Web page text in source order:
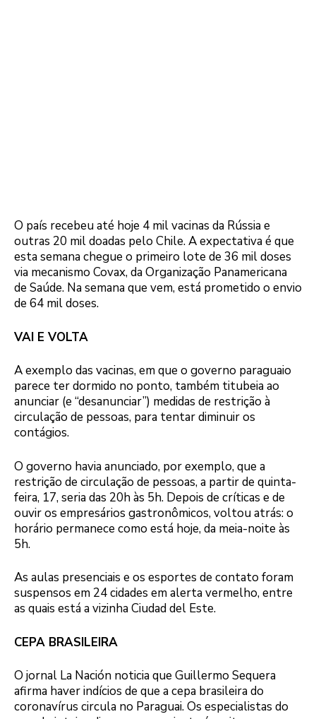
O país recebeu até hoje 4 mil vacinas da Rússia e
outras 20 mil doadas pelo Chile. A expectativa é que
esta semana chegue o primeiro lote de 36 mil doses
via mecanismo Covax, da Organização Panamericana
de Saúde. Na semana que vem, está prometido o envio
de 64 mil doses.
VAI E VOLTA
A exemplo das vacinas, em que o governo paraguaio
parece ter dormido no ponto, também titubeia ao
anunciar (e “desanunciar”) medidas de restrição à
circulação de pessoas, para tentar diminuir os
contágios.
O governo havia anunciado, por exemplo, que a
restrição de circulação de pessoas, a partir de quinta-
feira, 17, seria das 20h às 5h. Depois de críticas e de
ouvir os empresários gastronômicos, voltou atrás: o
horário permanece como está hoje, da meia-noite às
5h.
As aulas presenciais e os esportes de contato foram
suspensos em 24 cidades em alerta vermelho, entre
as quais está a vizinha Ciudad del Este.
CEPA BRASILEIRA
O jornal La Nación noticia que Guillermo Sequera
afirma haver indícios de que a cepa brasileira do
coronavírus circula no Paraguai. Os especialistas do